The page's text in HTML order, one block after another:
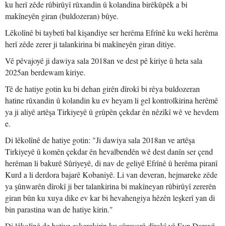
ku herî zêde rûbirûyî rûxandin û kolandina birêkûpêk a bi
makîneyên giran (buldozeran) bûye.
Lêkolînê bi taybetî bal kişandiye ser herêma Efrînê ku wekî herêma
herî zêde zerer ji talankirina bi makîneyên giran ditiye.
Vê pêvajoyê ji dawiya sala 2018an ve dest pê kiriye û heta sala
2025an berdewam kiriye.
Tê de hatiye gotin ku bi dehan girên dîrokî bi rêya buldozeran
hatine rûxandin û kolandin ku ev heyam li gel kontrolkirina herêmê
ya ji aliyê artêşa Tirkiyeyê û grûpên çekdar ên nêzîkî wê ve hevdem
e.
Di lêkolînê de hatiye gotin: "Ji dawiya sala 2018an ve artêşa
Tirkiyeyê û komên çekdar ên hevalbendên wê dest danîn ser çend
herêman li bakurê Sûriyeyê, di nav de geliyê Efrînê û herêma piranî
Kurd a li derdora bajarê Kobaniyê. Li van deveran, hejmareke zêde
ya şûnwarên dîrokî ji ber talankirina bi makîneyan rûbirûyî zererên
giran bûn ku xuya dike ev kar bi hevahengiya hêzên leşkerî yan di
bin parastina wan de hatiye kirin."